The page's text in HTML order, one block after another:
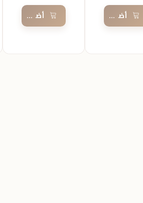
أضف إلى السلة أضف إلى السلة